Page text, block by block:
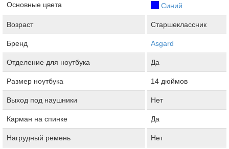
Основные цвета Синий
Возраст Старшеклассник
Бренд Asgard
Отделение для ноутбука Да
Размер ноутбука 14 дюймов
Выход под наушники Нет
Карман на спинке Да
Нагрудный ремень Нет